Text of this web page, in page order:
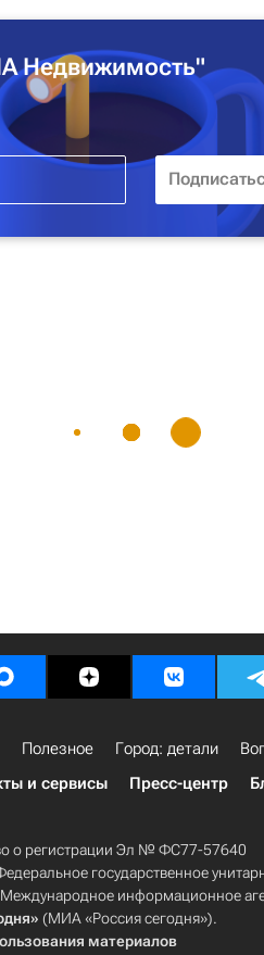
Недвижимость"
Полезное Город: детали
и сервисы Пресс-центр
о регистрации Эл № ФС77-57640
государственное
информационное
(МИА «Россия сегодня»).
материалов